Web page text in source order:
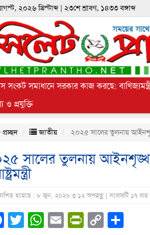
২০২৬ খ্রিস্টাব্দ | ২৩শে শ্রাবণ, ১৪৩৩ বঙ্গাব্দ
সংকট সমাধানে সরকার কাজ করছে:
ও প্রযুক্তি
প্রচ্ছদ জাতীয় ২০২৫ সালের তুলনায়
সালের তুলনায়
হয়েছে : ৮ জুন, ২০২৬ ৩:১২ অপরাহ্ণ | সংবাদটি ১৭ বার
Facebook
Twitter
WhatsApp
Email Copy